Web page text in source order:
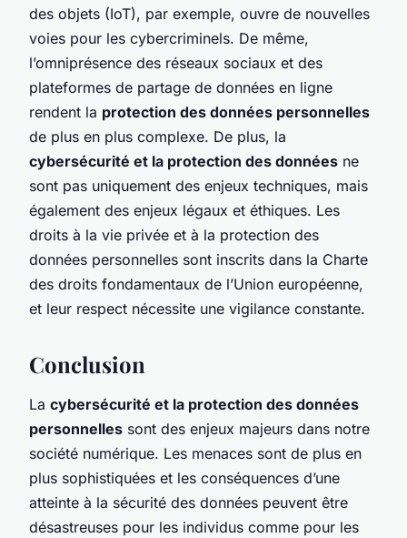
des objets (IoT), par exemple, ouvre de nouvelles
voies pour les cybercriminels. De même,
l’omniprésence des réseaux sociaux et des
plateformes de partage de données en ligne
rendent la protection des données personnelles
de plus en plus complexe. De plus, la
cybersécurité et la protection des données ne
sont pas uniquement des enjeux techniques, mais
également des enjeux légaux et éthiques. Les
droits à la vie privée et à la protection des
données personnelles sont inscrits dans la Charte
des droits fondamentaux de l’Union européenne,
et leur respect nécessite une vigilance constante.
Conclusion
La cybersécurité et la protection des données
personnelles sont des enjeux majeurs dans notre
société numérique. Les menaces sont de plus en
plus sophistiquées et les conséquences d’une
atteinte à la sécurité des données peuvent être
désastreuses pour les individus comme pour les